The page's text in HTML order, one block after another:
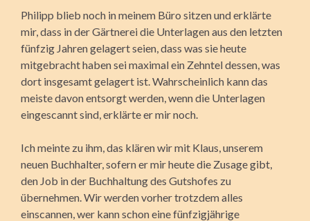
Philipp blieb noch in meinem Büro sitzen und erklärte
mir, dass in der Gärtnerei die Unterlagen aus den letzten
fünfzig Jahren gelagert seien, dass was sie heute
mitgebracht haben sei maximal ein Zehntel dessen, was
dort insgesamt gelagert ist. Wahrscheinlich kann das
meiste davon entsorgt werden, wenn die Unterlagen
eingescannt sind, erklärte er mir noch.
Ich meinte zu ihm, das klären wir mit Klaus, unserem
neuen Buchhalter, sofern er mir heute die Zusage gibt,
den Job in der Buchhaltung des Gutshofes zu
übernehmen. Wir werden vorher trotzdem alles
einscannen, wer kann schon eine fünfzigjährige